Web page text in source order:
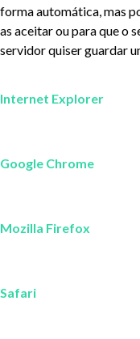
forma automática, mas
as aceitar ou para que o
servidor quiser guardar
Internet Explorer
Google Chrome
Mozilla Firefox
Safari